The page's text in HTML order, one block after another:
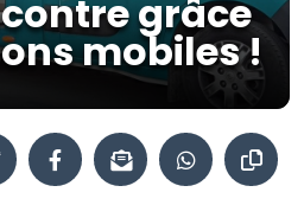
grâce
mobiles !